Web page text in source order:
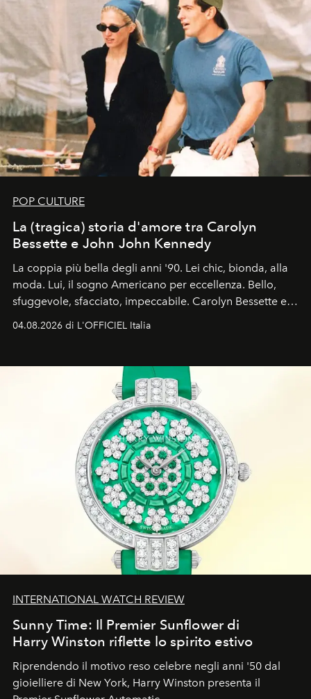
POP CULTURE
La (tragica) storia d'amore tra Carolyn
Bessette e John John Kennedy
La coppia più bella degli anni '90. Lei chic, bionda, alla
moda. Lui, il sogno Americano per eccellenza. Bello,
sfuggevole, sfacciato, impeccabile. Carolyn Bessette e
04.08.2026 di L'OFFICIEL Italia
INTERNATIONAL WATCH REVIEW
Sunny Time: Il Premier Sunflower di
Harry Winston riflette lo spirito estivo
Riprendendo il motivo reso celebre negli anni '50 dal
gioielliere di New York, Harry Winston presenta il